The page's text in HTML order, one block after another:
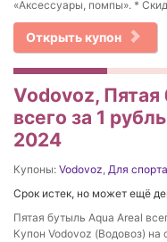
«Аксессуары, помпы». *
Открыть купон
Vodovoz,
всего за 1
2024
Купоны: Vodovoz, Для спорта
Срок истек, но может ещё
Пятая бутыль Aqua Areal
Купон Vodovoz (Водовоз) на